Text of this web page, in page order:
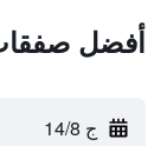
أفضل صفقات
ج 14/8